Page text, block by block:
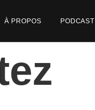
À PROPOS PODCAST